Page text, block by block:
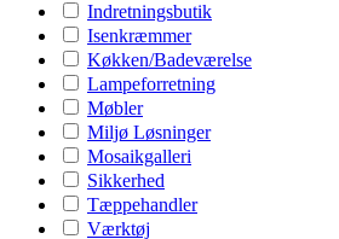
Indretningsbutik
Isenkræmmer
Køkken/Badeværelse
Lampeforretning
Møbler
Miljø Løsninger
Mosaikgalleri
Sikkerhed
Tæppehandler
Værktøj